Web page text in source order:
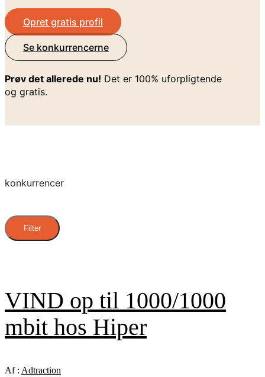
Opret gratis profil
Se konkurrencerne
Prøv det allerede nu! Det er 100% uforpligtende
og gratis.
konkurrencer
Filter
VIND op til 1000/1000
mbit hos Hiper
Af : Adtraction